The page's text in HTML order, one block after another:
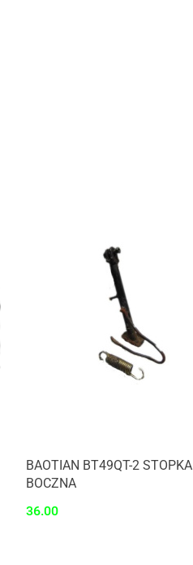
BAOTIAN BT49QT-2 STOPKA
BOCZNA
36.00